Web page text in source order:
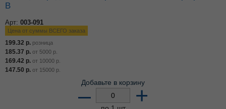
В
Арт: 003-091
Цена от суммы ВСЕГО заказа
199.32 р. розница
185.37 р. от 5000 р.
169.42 р. от 10000 р.
147.50 р. от 15000 р.
Добавьте в корзину
– +